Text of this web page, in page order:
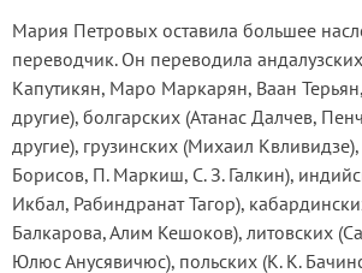
Мария Петровых оставила большее
переводчик. Он переводила
Капутикян, Маро Маркарян, Ваан
другие), болгарских (Атанас Далчев,
другие), грузинских (Михаил
Борисов, П. Маркиш, С. З. Галкин),
Икбал, Рабиндранат Тагор),
Балкарова, Алим Кешоков), литовских
Юлюс Анусявичюс), польских (К. К.